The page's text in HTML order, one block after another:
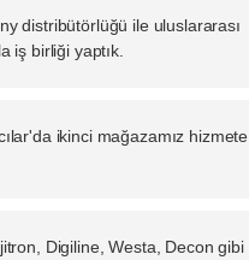
distribütörlüğü ile uluslararası
iş birliği yaptık.
ikinci mağazamız hizmete
Digiline, Westa, Decon gibi